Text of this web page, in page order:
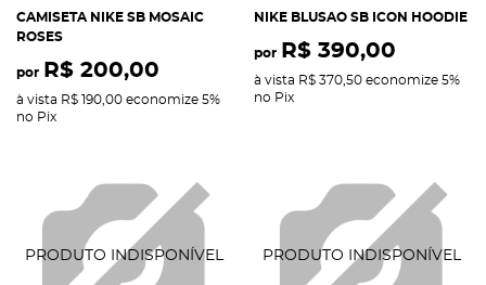
CAMISETA NIKE SB MOSAIC
ROSES
por R$ 200,00
à vista R$ 190,00 economize 5%
no Pix
NIKE BLUSAO SB ICON HOODIE
por R$ 390,00
à vista R$ 370,50 economize 5%
no Pix